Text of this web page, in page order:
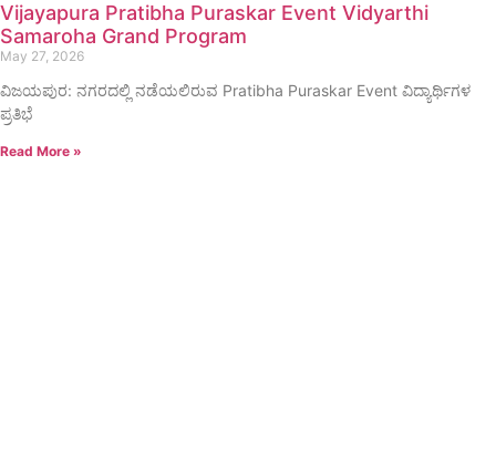
Vijayapura Pratibha Puraskar Event Vidyarthi
Samaroha Grand Program
May 27, 2026
ವಿಜಯಪುರ: ನಗರದಲ್ಲಿ ನಡೆಯಲಿರುವ Pratibha Puraskar Event ವಿದ್ಯಾರ್ಥಿಗಳ
ಪ್ರತಿಭೆ
Read More »